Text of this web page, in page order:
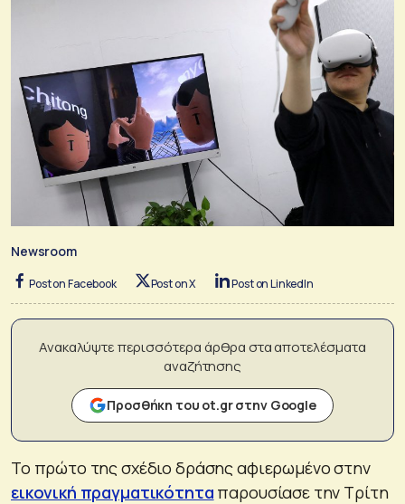
Newsroom
Post on Facebook Post on X Post on LinkedIn
Ανακαλύψτε περισσότερα άρθρα στα αποτελέσματα
αναζήτησης
Προσθήκη του ot.gr στην Google
Το πρώτο της σχέδιο δράσης αφιερωμένο στην
εικονική πραγματικότητα παρουσίασε την Τρίτη